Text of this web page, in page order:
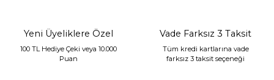
Yeni Üyeliklere Özel
100 TL Hediye Çeki veya 10.000
Puan
Vade Farksız 3 Taksit
Tüm kredi kartlarına vade
farksız 3 taksit seçeneği